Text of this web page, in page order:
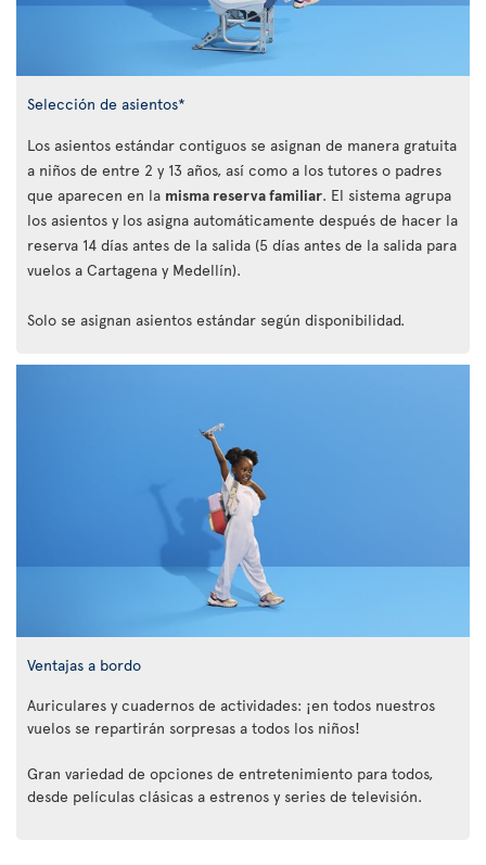
Selección de asientos*
Los asientos estándar contiguos se asignan de manera gratuita
a niños de entre 2 y 13 años, así como a los tutores o padres
que aparecen en la misma reserva familiar. El sistema agrupa
los asientos y los asigna automáticamente después de hacer la
reserva 14 días antes de la salida (5 días antes de la salida para
vuelos a Cartagena y Medellín).
Solo se asignan asientos estándar según disponibilidad.
Ventajas a bordo
Auriculares y cuadernos de actividades: ¡en todos nuestros
vuelos se repartirán sorpresas a todos los niños!
Gran variedad de opciones de entretenimiento para todos,
desde películas clásicas a estrenos y series de televisión.